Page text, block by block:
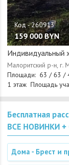
159 000 BYN
Индивидуальный
Бесплатная
ВСЕ НОВИНКИ
Дома - Брест и